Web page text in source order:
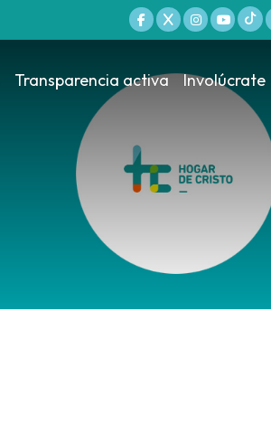
Transparencia activa Involúcrate